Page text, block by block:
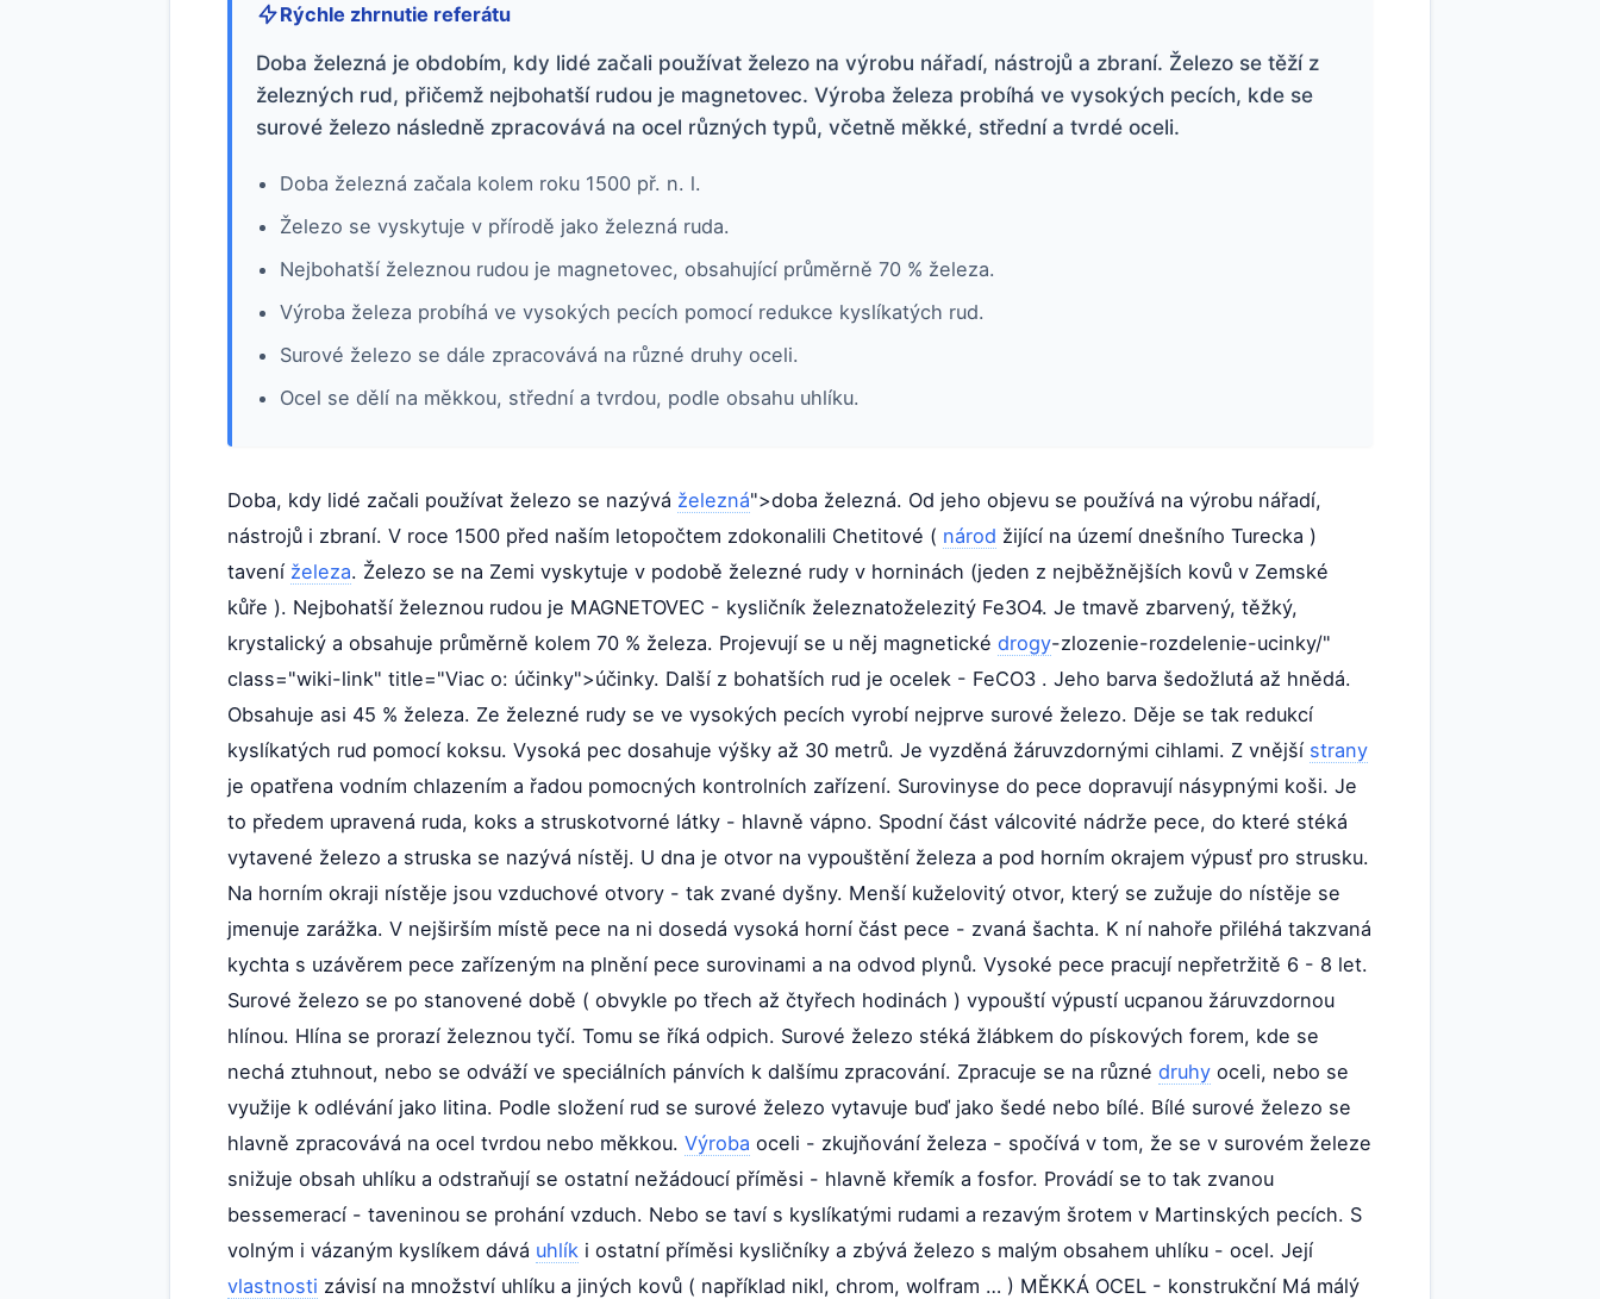
Rýchle zhrnutie referátu
Doba železná je obdobím, kdy lidé začali používat železo na výrobu nářadí, nástrojů a zbraní. Železo se těží z
železných rud, přičemž nejbohatší rudou je magnetovec. Výroba železa probíhá ve vysokých pecích, kde se
surové železo následně zpracovává na ocel různých typů, včetně měkké, střední a tvrdé oceli.
Doba železná začala kolem roku 1500 př. n. l.
Železo se vyskytuje v přírodě jako železná ruda.
Nejbohatší železnou rudou je magnetovec, obsahující průměrně 70 % železa.
Výroba železa probíhá ve vysokých pecích pomocí redukce kyslíkatých rud.
Surové železo se dále zpracovává na různé druhy oceli.
Ocel se dělí na měkkou, střední a tvrdou, podle obsahu uhlíku.
Doba, kdy lidé začali používat železo se nazývá železná">doba železná. Od jeho objevu se používá na výrobu nářadí,
nástrojů i zbraní. V roce 1500 před naším letopočtem zdokonalili Chetitové ( národ žijící na území dnešního Turecka )
tavení železa. Železo se na Zemi vyskytuje v podobě železné rudy v horninách (jeden z nejběžnějších kovů v Zemské
kůře ). Nejbohatší železnou rudou je MAGNETOVEC - kysličník železnatoželezitý Fe3O4. Je tmavě zbarvený, těžký,
krystalický a obsahuje průměrně kolem 70 % železa. Projevují se u něj magnetické drogy-zlozenie-rozdelenie-ucinky/"
class="wiki-link" title="Viac o: účinky">účinky. Další z bohatších rud je ocelek - FeCO3 . Jeho barva šedožlutá až hnědá.
Obsahuje asi 45 % železa. Ze železné rudy se ve vysokých pecích vyrobí nejprve surové železo. Děje se tak redukcí
kyslíkatých rud pomocí koksu. Vysoká pec dosahuje výšky až 30 metrů. Je vyzděná žáruvzdornými cihlami. Z vnější strany
je opatřena vodním chlazením a řadou pomocných kontrolních zařízení. Surovinyse do pece dopravují násypnými koši. Je
to předem upravená ruda, koks a struskotvorné látky - hlavně vápno. Spodní část válcovité nádrže pece, do které stéká
vytavené železo a struska se nazývá nístěj. U dna je otvor na vypouštění železa a pod horním okrajem výpusť pro strusku.
Na horním okraji nístěje jsou vzduchové otvory - tak zvané dyšny. Menší kuželovitý otvor, který se zužuje do nístěje se
jmenuje zarážka. V nejširším místě pece na ni dosedá vysoká horní část pece - zvaná šachta. K ní nahoře přiléhá takzvaná
kychta s uzávěrem pece zařízeným na plnění pece surovinami a na odvod plynů. Vysoké pece pracují nepřetržitě 6 - 8 let.
Surové železo se po stanovené době ( obvykle po třech až čtyřech hodinách ) vypouští výpustí ucpanou žáruvzdornou
hlínou. Hlína se prorazí železnou tyčí. Tomu se říká odpich. Surové železo stéká žlábkem do pískových forem, kde se
nechá ztuhnout, nebo se odváží ve speciálních pánvích k dalšímu zpracování. Zpracuje se na různé druhy oceli, nebo se
využije k odlévání jako litina. Podle složení rud se surové železo vytavuje buď jako šedé nebo bílé. Bílé surové železo se
hlavně zpracovává na ocel tvrdou nebo měkkou. Výroba oceli - zkujňování železa - spočívá v tom, že se v surovém železe
snižuje obsah uhlíku a odstraňují se ostatní nežádoucí příměsi - hlavně křemík a fosfor. Provádí se to tak zvanou
bessemerací - taveninou se prohání vzduch. Nebo se taví s kyslíkatými rudami a rezavým šrotem v Martinských pecích. S
volným i vázaným kyslíkem dává uhlík i ostatní příměsi kysličníky a zbývá železo s malým obsahem uhlíku - ocel. Její
vlastnosti závisí na množství uhlíku a jiných kovů ( například nikl, chrom, wolfram … ) MĚKKÁ OCEL - konstrukční Má málý